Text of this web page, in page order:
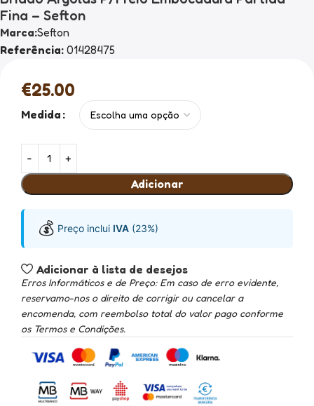
Fina – Sefton
Marca:Sefton
Referência: 01428475
€25.00
Medida
Adicionar
💰 Preço inclui IVA (23%)
Adicionar à lista de desejos
Erros Informáticos e de Preço: Em caso de erro evidente,
reservamo-nos o direito de corrigir ou cancelar a
encomenda, com reembolso total do valor pago conforme
os Termos e Condições.